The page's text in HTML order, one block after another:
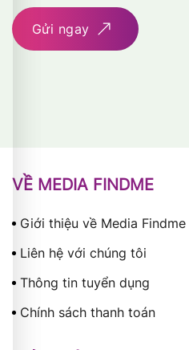
Gửi ngay
VỀ MEDIA FINDME
Giới thiệu về Media Findme
Liên hệ với chúng tôi
Thông tin tuyển dụng
Chính sách thanh toán